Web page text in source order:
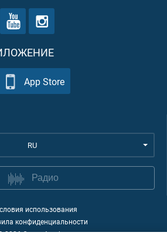
App Store
RU
Радио
использования
конфиденциальности
2026Quran Academy